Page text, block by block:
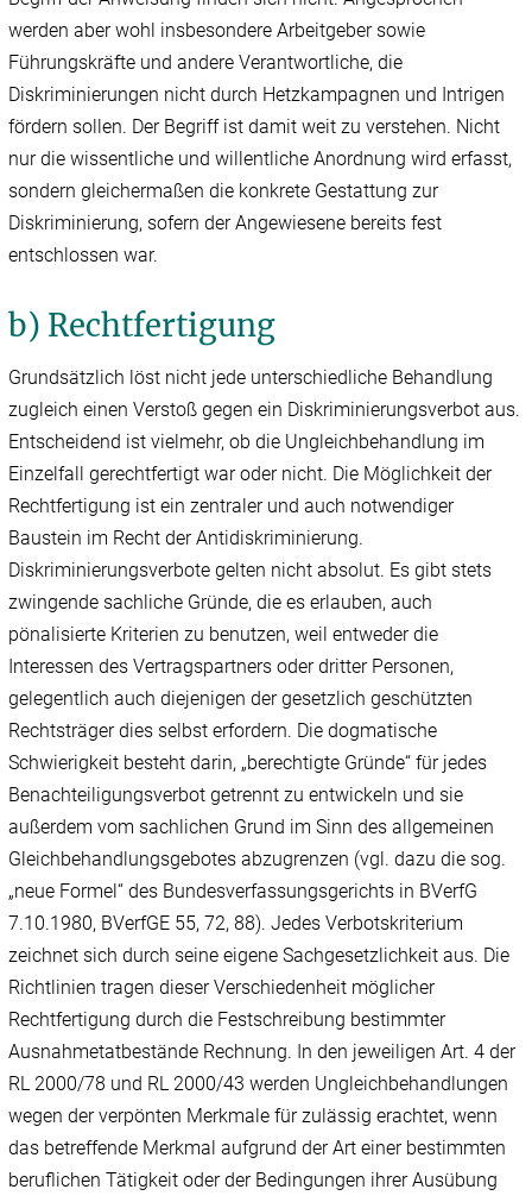
werden aber wohl insbesondere Arbeitgeber sowie
Führungskräfte und andere Verantwortliche, die
Diskriminierungen nicht durch Hetzkampagnen und Intrigen
fördern sollen. Der Begriff ist damit weit zu verstehen. Nicht
nur die wissentliche und willentliche Anordnung wird erfasst,
sondern gleichermaßen die konkrete Gestattung zur
Diskriminierung, sofern der Angewiesene bereits fest
entschlossen war.
b) Rechtfertigung
Grundsätzlich löst nicht jede unterschiedliche Behandlung
zugleich einen Verstoß gegen ein Diskriminierungsverbot aus.
Entscheidend ist vielmehr, ob die Ungleichbehandlung im
Einzelfall gerechtfertigt war oder nicht. Die Möglichkeit der
Rechtfertigung ist ein zentraler und auch notwendiger
Baustein im Recht der Antidiskriminierung.
Diskriminierungsverbote gelten nicht absolut. Es gibt stets
zwingende sachliche Gründe, die es erlauben, auch
pönalisierte Kriterien zu benutzen, weil entweder die
Interessen des Vertragspartners oder dritter Personen,
gelegentlich auch diejenigen der gesetzlich geschützten
Rechtsträger dies selbst erfordern. Die dogmatische
Schwierigkeit besteht darin, „berechtigte Gründe“ für jedes
Benachteiligungsverbot getrennt zu entwickeln und sie
außerdem vom sachlichen Grund im Sinn des allgemeinen
Gleichbehandlungsgebotes abzugrenzen (vgl. dazu die sog.
„neue Formel“ des Bundesverfassungsgerichts in BVerfG
7.10.1980, BVerfGE 55, 72, 88). Jedes Verbotskriterium
zeichnet sich durch seine eigene Sachgesetzlichkeit aus. Die
Richtlinien tragen dieser Verschiedenheit möglicher
Rechtfertigung durch die Festschreibung bestimmter
Ausnahmetatbestände Rechnung. In den jeweiligen Art. 4 der
RL 2000/78 und RL 2000/43 werden Ungleichbehandlungen
wegen der verpönten Merkmale für zulässig erachtet, wenn
das betreffende Merkmal aufgrund der Art einer bestimmten
beruflichen Tätigkeit oder der Bedingungen ihrer Ausübung